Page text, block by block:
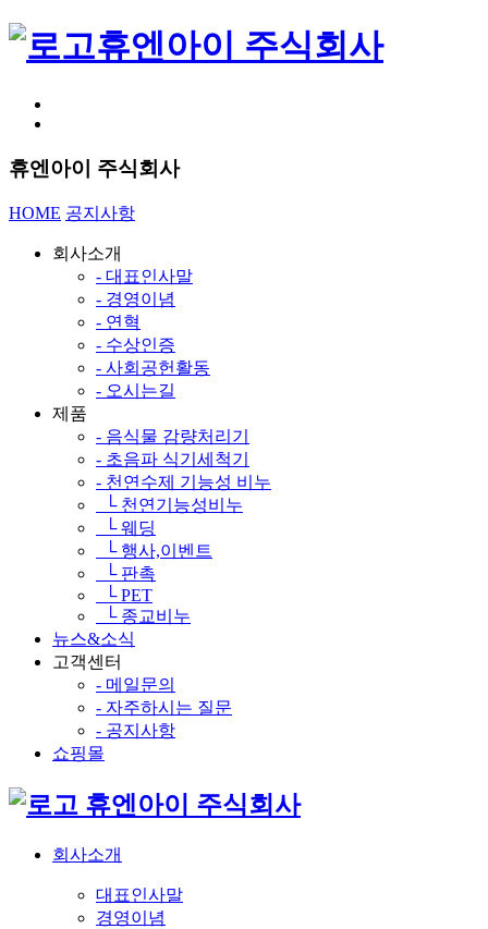
휴엔아이 주식회사
휴엔아이 주식회사
HOME 공지사항
회사소개
- 대표인사말
- 경영이념
- 연혁
- 수상인증
- 사회공헌활동
- 오시는길
제품
- 음식물 감량처리기
- 초음파 식기세척기
- 천연수제 기능성 비누
└ 천연기능성비누
└ 웨딩
└ 행사,이벤트
└ 판촉
└ PET
└ 종교비누
뉴스&소식
고객센터
- 메일문의
- 자주하시는 질문
- 공지사항
쇼핑몰
휴엔아이 주식회사
회사소개
대표인사말
경영이념